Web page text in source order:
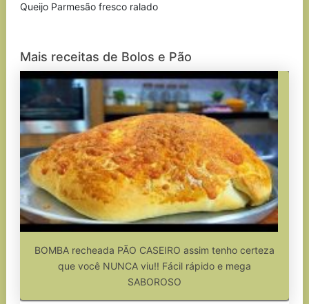
Queijo Parmesão fresco ralado
Mais receitas de Bolos e Pão
BOMBA recheada PÃO CASEIRO assim tenho certeza
que você NUNCA viu!! Fácil rápido e mega
SABOROSO